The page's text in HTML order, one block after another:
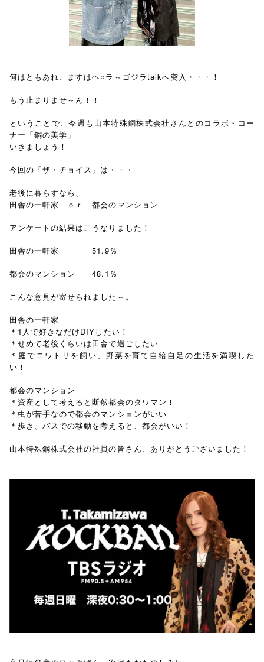
何はともあれ、ますはヘ○ラ～ゴジラtalkへ突入・・・！
もう止まりませ～ん！！
ということで、今週も山本特殊鋼株式会社さんとのコラボ・コー
ナー「鋼の美学」
いきましょう！
今回の「ザ・チョイス」は・・・
老後に暮らすなら、
田舎の一軒家 ｏｒ 都会のマンション
アンケートの結果はこうなりました！
田舎の一軒家 51.9％
都会のマンション 48.1％
こんな意見が寄せられました～。
田舎の一軒家
＊1人で好きなだけDIYしたい！
＊せめて老後くらいは田舎で過ごしたい
＊庭でニワトリを飼い、野菜を育て自給自足の生活を満喫した
い！
都会のマンション
＊資産として考えると断然都会のタワマン！
＊虫が苦手なので都会のマンションがいい
＊歩き、バスでの移動を考えると、都会がいい！
山本特殊鋼株式会社の社員の皆さん、ありがとうございました！